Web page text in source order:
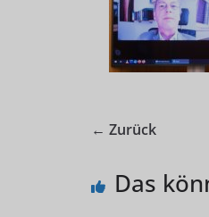
← Zurück
Das